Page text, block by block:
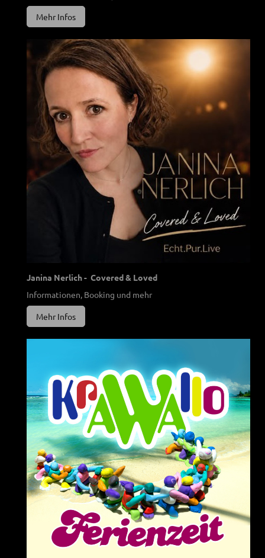
Mehr Infos
Janina Nerlich - Covered & Loved
Informationen, Booking und mehr
Mehr Infos